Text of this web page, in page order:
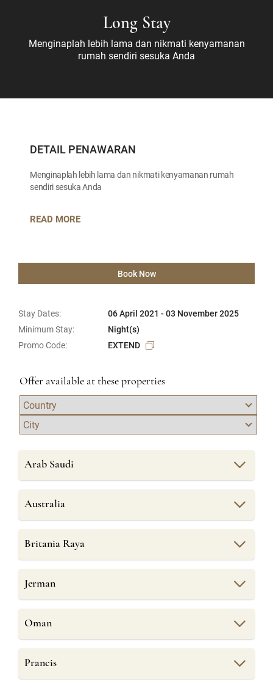
Long Stay
Menginaplah lebih lama dan nikmati kenyamanan
rumah sendiri sesuka Anda
DETAIL PENAWARAN
Menginaplah lebih lama dan nikmati kenyamanan rumah
sendiri sesuka Anda
READ MORE
Book Now
Stay Dates:
06 April 2021 - 03 November 2025
Minimum Stay:
Night(s)
Promo Code:
EXTEND
Offer available at these properties
Arab Saudi
Australia
Britania Raya
Jerman
Oman
Prancis